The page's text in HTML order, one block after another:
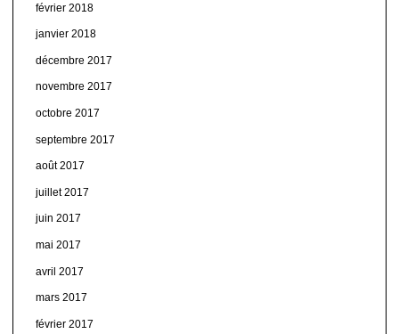
février 2018
janvier 2018
décembre 2017
novembre 2017
octobre 2017
septembre 2017
août 2017
juillet 2017
juin 2017
mai 2017
avril 2017
mars 2017
février 2017